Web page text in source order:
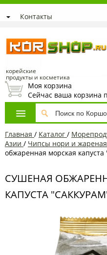
Контакты
корейские
продукты и косметика
Моя корзина
Сейчас ваша корзина
Главная / Каталог /
Азии / Чипсы нори и жареная
обжаренная морская капуста
СУШЕНАЯ
КАПУСТА